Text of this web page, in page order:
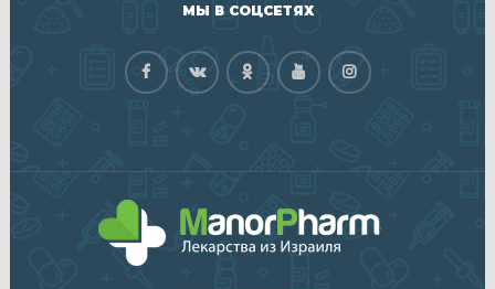
МЫ В СОЦСЕТЯХ